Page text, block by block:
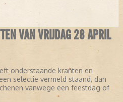
VAN VRIJDAG 28 APRIL
onderstaande kranten en
selectie vermeld staand, dan
vanwege een feestdag of